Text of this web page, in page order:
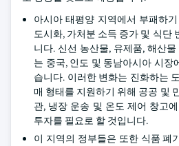
아시아 태평양 지역에서 부패하
도시화, 가처분 소득 증가 및 식단
니다. 신선 농산물, 유제품, 해산
는 중국, 인도 및 동남아시아 시장
습니다. 이러한 변화는 진화하는
매 형태를 지원하기 위해 공공 및
관, 냉장 운송 및 온도 제어 창고
투자를 필요로 할 것입니다.
이 지역의 정부들은 또한 식품 폐